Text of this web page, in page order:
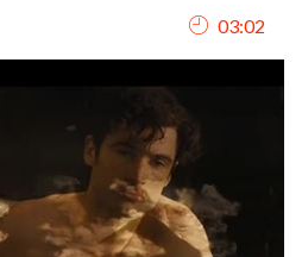
03:02